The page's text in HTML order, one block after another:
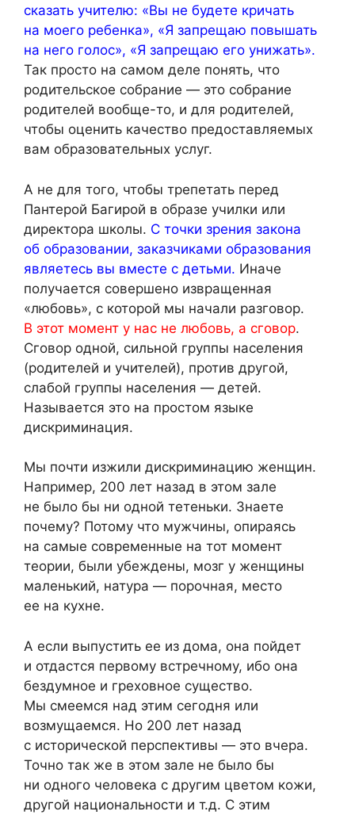
сказать учителю: «Вы не будете кричать
на моего ребенка», «Я запрещаю повышать
на него голос», «Я запрещаю его унижать».
Так просто на самом деле понять, что
родительское собрание — это собрание
родителей вообще-то, и для родителей,
чтобы оценить качество предоставляемых
вам образовательных услуг.
А не для того, чтобы трепетать перед
Пантерой Багирой в образе училки или
директора школы. С точки зрения закона
об образовании, заказчиками образования
являетесь вы вместе с детьми. Иначе
получается совершено извращенная
«любовь», с которой мы начали разговор.
В этот момент у нас не любовь, а сговор.
Сговор одной, сильной группы населения
(родителей и учителей), против другой,
слабой группы населения — детей.
Называется это на простом языке
дискриминация.
Мы почти изжили дискриминацию женщин.
Например, 200 лет назад в этом зале
не было бы ни одной тетеньки. Знаете
почему? Потому что мужчины, опираясь
на самые современные на тот момент
теории, были убеждены, мозг у женщины
маленький, натура — порочная, место
ее на кухне.
А если выпустить ее из дома, она пойдет
и отдастся первому встречному, ибо она
бездумное и греховное существо.
Мы смеемся над этим сегодня или
возмущаемся. Но 200 лет назад
с исторической перспективы — это вчера.
Точно так же в этом зале не было бы
ни одного человека с другим цветом кожи,
другой национальности и т.д. С этим